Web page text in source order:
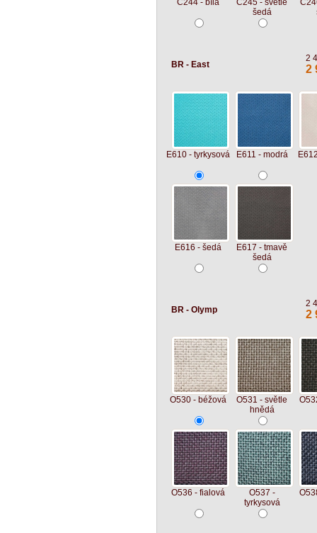
C244 - bílá
C245 - světle
šedá
BR - East
2
2
E610 - tyrkysová E611 - modrá
E616 - šedá
E617 - tmavě
šedá
BR - Olymp
2
2
O530 - béžová
O531 - světle
hnědá
O536 - fialová
O537 -
tyrkysová